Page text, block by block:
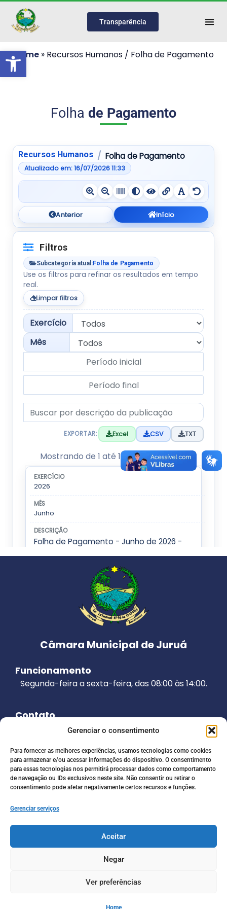
Abrir a barra de ferramentas
Gerenciar o consentimento
Para fornecer as melhores experiências, usamos tecnologias como cookies
para armazenar e/ou acessar informações do dispositivo. O consentimento
para essas tecnologias nos permitirá processar dados como comportamento
de navegação ou IDs exclusivos neste site. Não consentir ou retirar o
consentimento pode afetar negativamente certos recursos e funções.
Gerenciar serviços
Aceitar
Negar
Ver preferências
Home
Transparência
Home» Recursos Humanos / Folha de Pagamento
Folha de Pagamento
Câmara Municipal de Juruá
Funcionamento
Segunda-feira a sexta-feira, das 08:00 às 14:00.
Contato
Telefone:(92) 98208-2755
E-mail:camarajurua@gmail.com
Endereço:Rua Francisco de Paula, 85. Centro /
CEP: 69.520-000
Redes Sociais
reservados – Câmara Municipal de Juruá
Política de Privacidade